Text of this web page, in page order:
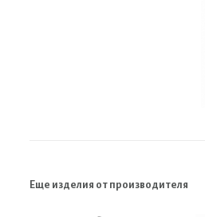
Еще изделия от производителя